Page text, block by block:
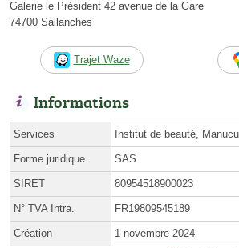
Galerie le Président 42 avenue de la Gare
74700 Sallanches
Trajet Waze
Informations
Services Institut de beauté,
Forme juridique SAS
SIRET 80954518900023
N° TVA Intra. FR19809545189
Création 1 novembre 2024